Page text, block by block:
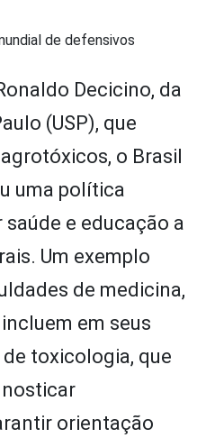
de defensivos
Decicino, da
(USP), que
o Brasil
uma política
e educação a
Um exemplo
de medicina,
em seus
toxicologia, que
orientação